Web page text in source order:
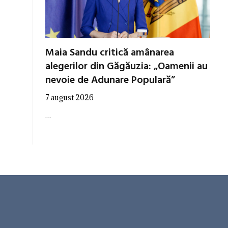
Maia Sandu critică amânarea
alegerilor din Găgăuzia: „Oamenii au
nevoie de Adunare Populară”
7 august 2026
…